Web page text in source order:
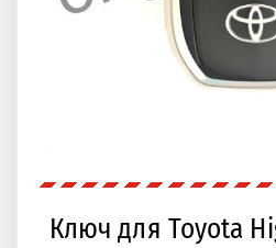
Ключ для Toyota